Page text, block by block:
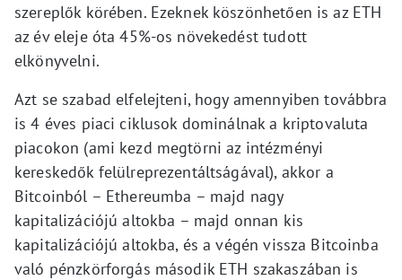
szereplők körében. Ezeknek köszönhetően is az ETH
az év eleje óta 45%-os növekedést tudott
elkönyvelni.
Azt se szabad elfelejteni, hogy amennyiben továbbra
is 4 éves piaci ciklusok dominálnak a kriptovaluta
piacokon (ami kezd megtörni az intézményi
kereskedők felülreprezentáltságával), akkor a
Bitcoinból – Ethereumba – majd nagy
kapitalizációjú altokba – majd onnan kis
kapitalizációjú altokba, és a végén vissza Bitcoinba
való pénzkörforgás második ETH szakaszában is